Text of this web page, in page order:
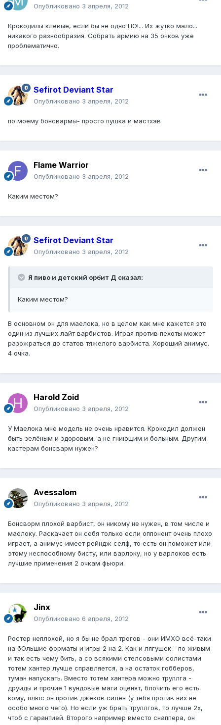
Опубликовано 3 апреля, 2012
Крокодилы клевые, если бы не одно НО!... Их жутко мало...
никакого разнообразия. Собрать армию на 35 очков уже
проблематично.
Sefirot Deviant Star
Опубликовано 3 апреля, 2012
по моему бонсвармы- просто пушка и мастхэв
Flame Warrior
Опубликовано 3 апреля, 2012
Каким местом?
Sefirot Deviant Star
Опубликовано 3 апреля, 2012
Я пиво и детский орбит Д сказал:
Каким местом?
В основном он для маелока, но в целом как мне кажется это
один из лучших лайт варбистов. Играя против пехоты может
разожраться до статов тяжелого варбиста. Хороший анимус.
4 очка.
Harold Zoid
Опубликовано 3 апреля, 2012
У Маелока мне модель не очень нравится. Крокодил должен
быть зелёным и здоровым, а не гниющим и больным. Другим
кастерам бонсварм нужен?
Avessalom
Опубликовано 3 апреля, 2012
Бонсворм плохой варбист, он никому не нужен, в том числе и
маелоку. Раскачает он себя только если оппонент очень плохо
играет, а анимус имеет рейндж селф, то есть он поможет или
этому неспособному бисту, или варлоку, но у варлоков есть
лучшие применения 2 очкам фьюри.
Jinx
Опубликовано 6 апреля, 2012
Ростер неплохой, но я бы не брал трогов - они ИМХО всё-таки
на бОльшие форматы и игры 2 на 2. Как и лягушек - по живым
и так есть чему бить, а со всякими стелсовыми солистами
тотем хантер лучше справляется, а на остаток гобберов,
туман напускать. Вместо тотем хантера можно труллга -
друиды и прочие 1 вундовые маги оценят, блочить его есть
кому, плюс он против джеков силён (у тебя против них не
особо много чего). Но если уж брать труллгов, то лучше 2х,
чтоб с гарантией. Второго например вместо снаппера, он